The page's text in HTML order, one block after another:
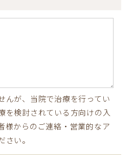
んが、当院で治療を行ってい
を検討されている方向けの入
様からのご連絡・営業的なア
さい。